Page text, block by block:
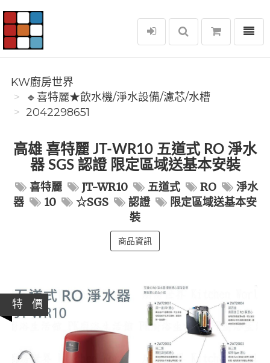
KW廚房世界
選單
KW廚房世界
🔹喜特麗★飲水機/淨水設備/濾芯/水槽
2042298651
高雄 喜特麗 JT-WR10 五道式 RO 淨水
器 SGS 認證 限定區域送基本安裝
喜特麗 JT-WR10 五道式 RO
淨水
器
10 ☆SGS 認證
限定區域送基本安
裝
商品資訊
特 價